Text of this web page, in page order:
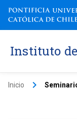
Instituto
Inicio keyboard_arrow_right